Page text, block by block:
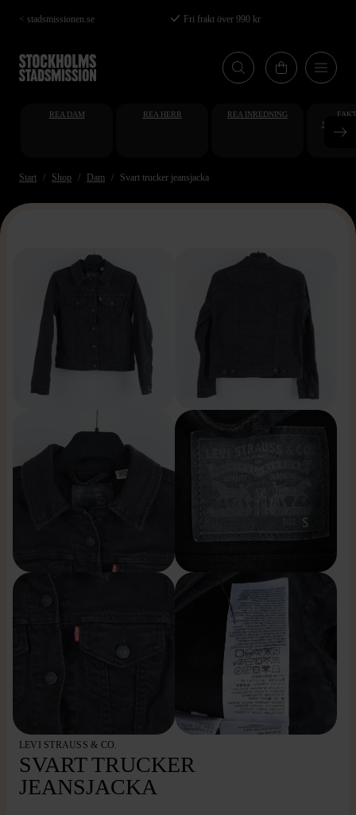
Hoppa
till
huvudinnehåll
< stadsmissionen.se Fri frakt över 990 kr
REA DAM REA HERR REA INREDNING
Start Shop Dam Svart trucker jeansjacka
LEVI STRAUSS & CO.
SVART TRUCKER
JEANSJACKA